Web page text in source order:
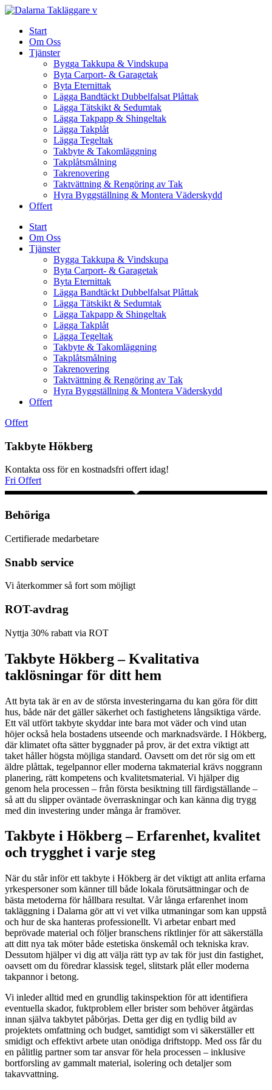
Skip
contentStart
Om Oss
Tjänster
Bygga Takkupa & Vindskupa
Byta Carport- & Garagetak
Byta Eternittak
Lägga Bandtäckt Dubbelfalsat Plåttak
Lägga Tätskikt & Sedumtak
Lägga Takpapp & Shingeltak
Lägga Takplåt
Lägga Tegeltak
Takbyte & Takomläggning
Takplåtsmålning
Takrenovering
Taktvättning & Rengöring av Tak
Hyra Byggställning & Montera Väderskydd
Offert
Start
Om Oss
Tjänster
Bygga Takkupa & Vindskupa
Byta Carport- & Garagetak
Byta Eternittak
Lägga Bandtäckt Dubbelfalsat Plåttak
Lägga Tätskikt & Sedumtak
Lägga Takpapp & Shingeltak
Lägga Takplåt
Lägga Tegeltak
Takbyte & Takomläggning
Takplåtsmålning
Takrenovering
Taktvättning & Rengöring av Tak
Hyra Byggställning & Montera Väderskydd
Offert
Offert
Takbyte Hökberg
Kontakta oss för en kostnadsfri offert idag!
Fri Offert
Behöriga
Certifierade medarbetare
Snabb service
Vi återkommer så fort som möjligt
ROT-avdrag
Nyttja 30% rabatt via ROT
Takbyte Hökberg – Kvalitativa
taklösningar för ditt hem
Att byta tak är en av de största investeringarna du kan göra för ditt
hus, både när det gäller säkerhet och fastighetens långsiktiga värde.
Ett väl utfört takbyte skyddar inte bara mot väder och vind utan
höjer också hela bostadens utseende och marknadsvärde. I Hökberg,
där klimatet ofta sätter byggnader på prov, är det extra viktigt att
taket håller högsta möjliga standard. Oavsett om det rör sig om ett
äldre plåttak, tegelpannor eller moderna takmaterial krävs noggrann
planering, rätt kompetens och kvalitetsmaterial. Vi hjälper dig
genom hela processen – från första besiktning till färdigställande –
så att du slipper oväntade överraskningar och kan känna dig trygg
med din investering under många år framöver.
Takbyte i Hökberg – Erfarenhet, kvalitet
och trygghet i varje steg
När du står inför ett takbyte i Hökberg är det viktigt att anlita erfarna
yrkespersoner som känner till både lokala förutsättningar och de
bästa metoderna för hållbara resultat. Vår långa erfarenhet inom
takläggning i Dalarna gör att vi vet vilka utmaningar som kan uppstå
och hur de ska hanteras professionellt. Vi arbetar enbart med
beprövade material och följer branschens riktlinjer för att säkerställa
att ditt nya tak möter både estetiska önskemål och tekniska krav.
Dessutom hjälper vi dig att välja rätt typ av tak för just din fastighet,
oavsett om du föredrar klassisk tegel, slitstark plåt eller moderna
takpannor i betong.
Vi inleder alltid med en grundlig takinspektion för att identifiera
eventuella skador, fuktproblem eller brister som behöver åtgärdas
innan själva takbytet påbörjas. Detta ger dig en tydlig bild av
projektets omfattning och budget, samtidigt som vi säkerställer ett
smidigt och effektivt arbete utan onödiga driftstopp. Med oss får du
en pålitlig partner som tar ansvar för hela processen – inklusive
bortforsling av gammalt material, isolering och detaljer som
takavvattning.